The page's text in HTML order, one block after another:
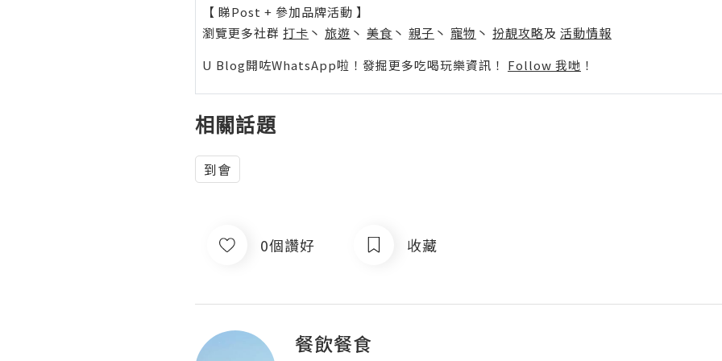
【 睇Post + 參加品牌活動 】
瀏覽更多社群 打卡 丶 旅遊 丶 美食 丶 親子 丶 寵物 丶 扮靚攻略及 活動情報
U Blog開咗WhatsApp啦！發掘更多吃喝玩樂資訊！ Follow 我哋 ！
相關話題
到會
0個讚好 收藏
餐飲餐食